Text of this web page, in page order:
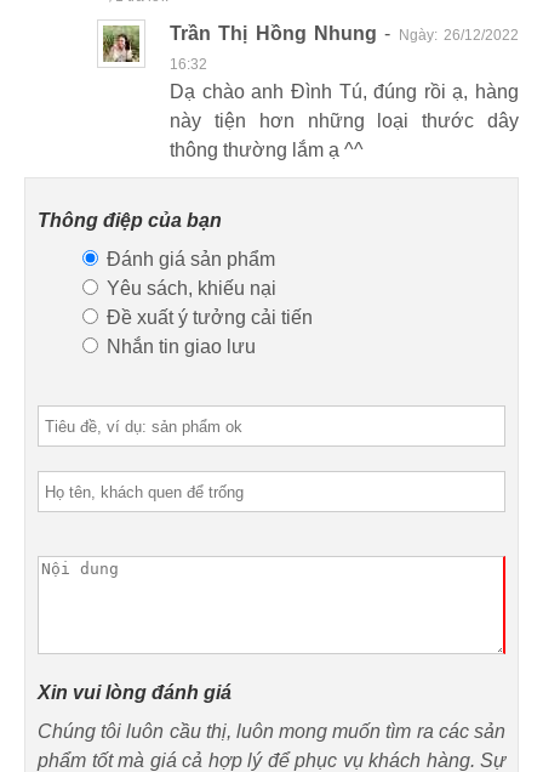
Trần Thị Hồng Nhung - Ngày:26/12/2022
16:32
Dạ chào anh Đình Tú, đúng rồi ạ, hàng
này tiện hơn những loại thước dây
thông thường lắm ạ ^^
Thông điệp của bạn
Đánh giá sản phẩm
Yêu sách, khiếu nại
Đề xuất ý tưởng cải tiến
Nhắn tin giao lưu
Xin vui lòng đánh giá
Chúng tôi luôn cầu thị, luôn mong muốn tìm ra các sản
phẩm tốt mà giá cả hợp lý để phục vụ khách hàng. Sự